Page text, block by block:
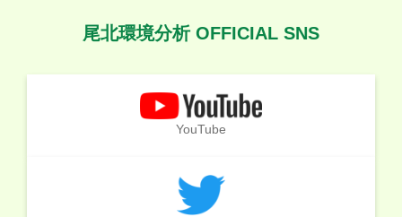
尾北環境分析 OFFICIAL SNS
YouTube